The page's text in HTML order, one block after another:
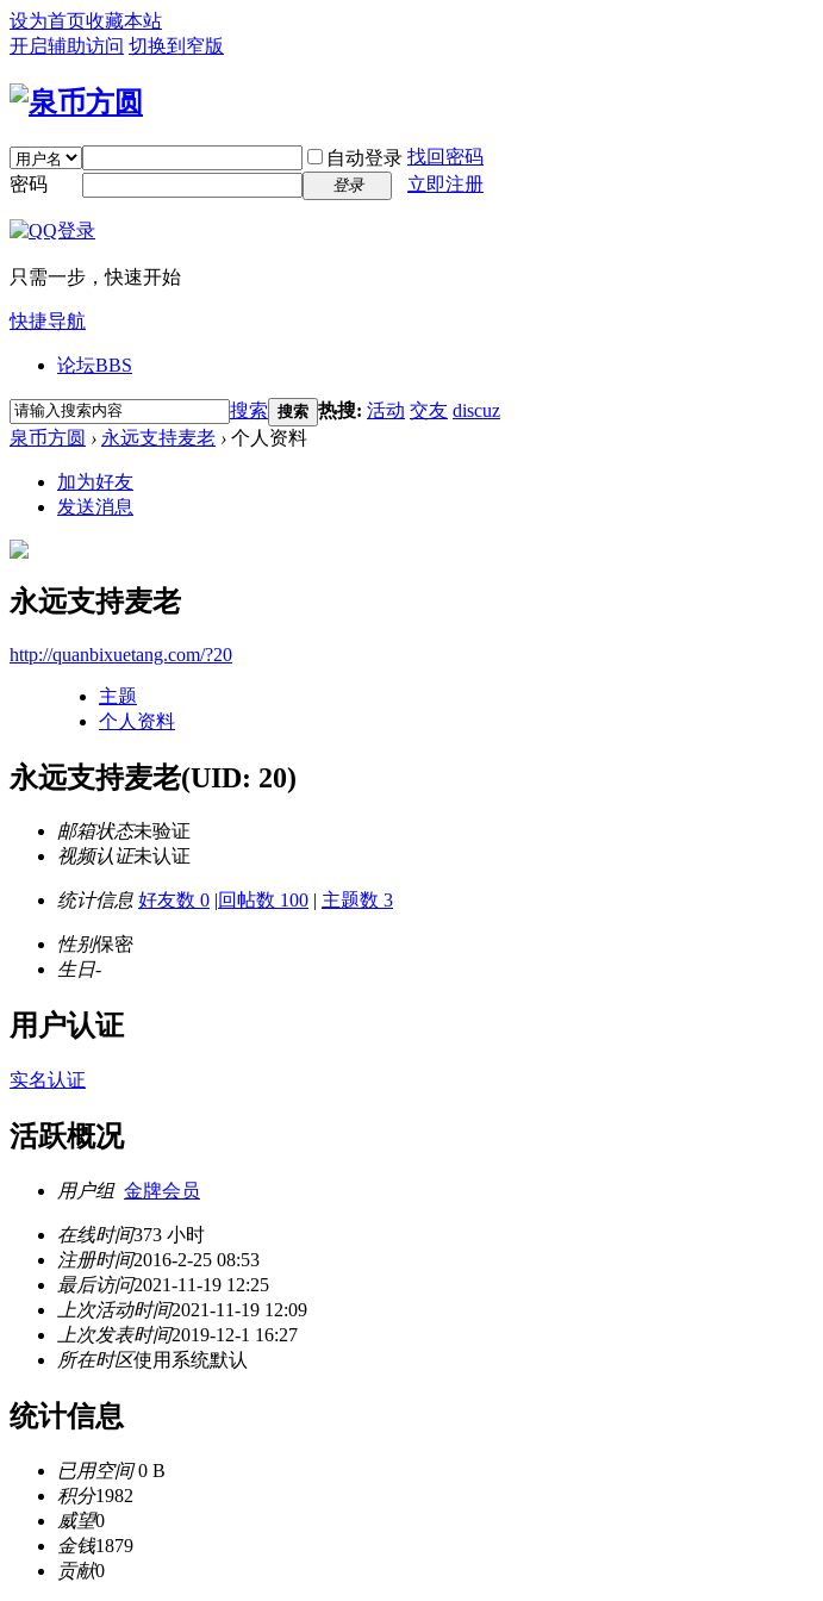
设为首页收藏本站
开启辅助访问 切换到窄版
自动登录 找回密码
密码
登录 立即注册
只需一步，快速开始
快捷导航
论坛BBS
搜索 搜索 热搜: 活动 交友 discuz
泉币方圆 › 永远支持麦老 › 个人资料
加为好友
发送消息
永远支持麦老
http://quanbixuetang.com/?20
主题
个人资料
永远支持麦老(UID: 20)
邮箱状态未验证
视频认证未认证
统计信息 好友数 0 |回帖数 100 | 主题数 3
性别保密
生日-
用户认证
实名认证
活跃概况
用户组 金牌会员
在线时间373 小时
注册时间2016-2-25 08:53
最后访问2021-11-19 12:25
上次活动时间2021-11-19 12:09
上次发表时间2019-12-1 16:27
所在时区使用系统默认
统计信息
已用空间0 B
积分1982
威望0
金钱1879
贡献0